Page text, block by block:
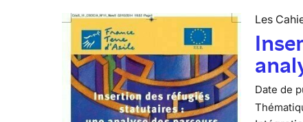
Les
Date de